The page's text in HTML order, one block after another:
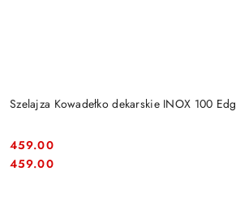
Szelajza Kowadełko dekarskie INOX 100
Cena:
459.00
Cena:
459.00